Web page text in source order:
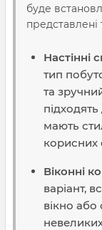
буде
представлені
Настінні
тип
та
мають
корисних
Віконні
варіант,
вікно або